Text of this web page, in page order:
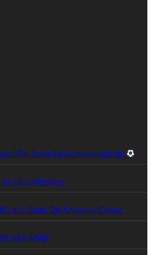
Mini Schienbeinschoner sind da!
Jutsu Abteilung
e.V.-Shop: Die Kollektion Classic
nach Alfeld